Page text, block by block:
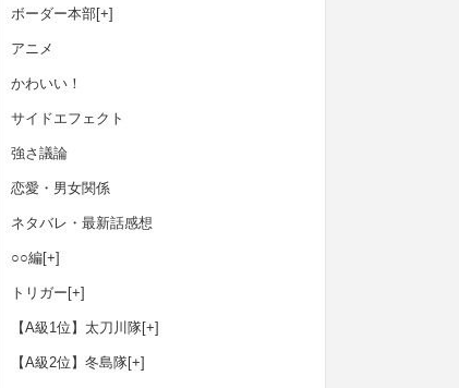
ボーダー本部[+]
アニメ
かわいい！
サイドエフェクト
強さ議論
恋愛・男女関係
ネタバレ・最新話感想
○○編[+]
トリガー [+]
【A級1位】太刀川隊[+]
【A級2位】冬島隊[+]